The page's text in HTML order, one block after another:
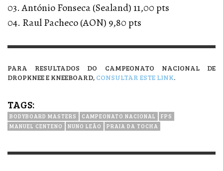
03. António Fonseca (Sealand) 11,00 pts
04. Raul Pacheco (AON) 9,80 pts
PARA RESULTADOS DO CAMPEONATO NACIONAL DE
DROPKNEE E KNEEBOARD, CONSULTAR ESTE LINK.
TAGS:
BODYBOARD MASTERS CAMPEONATO NACIONAL
FPS
MANUEL CENTENO
NUNO LEÃO PRAIA DA TOCHA